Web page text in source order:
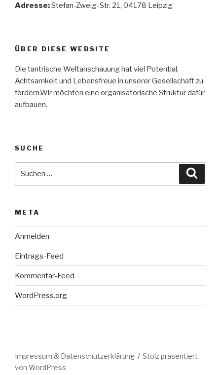
Adresse:Stefan-Zweig-Str. 21, 04178 Leipzig
ÜBER DIESE WEBSITE
Die tantrische Weltanschauung hat viel Potential,
Achtsamkeit und Lebensfreue in unserer Gesellschaft zu
fördern.Wir möchten eine organisatorische Struktur dafür
aufbauen.
SUCHE
META
Anmelden
Eintrags-Feed
Kommentar-Feed
WordPress.org
Impressum & Datenschutzerklärung
Stolz präsentiert
von WordPress